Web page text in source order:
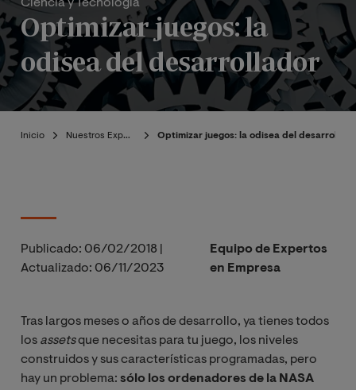
Ciencia y Tecnología
Optimizar juegos: la
odisea del desarrollador
Inicio Nuestros Expertos Optimizar juegos: la odisea del
Publicado: 06/02/2018
Actualizado: 06/11/2023
Equipo de Expertos
en Empresa
Tras largos meses o años de desarrollo, ya tienes todos
los assetsque necesitas para tu juego, los niveles
construidos y sus características programadas, pero
hay un problema: sólo los ordenadores de la NASA